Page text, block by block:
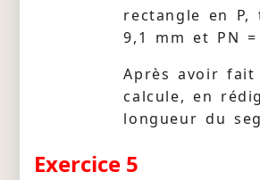
rectangle en P,
9,1 mm et PN
Après avoir fait
calcule, en
longueur du
Exercice 5